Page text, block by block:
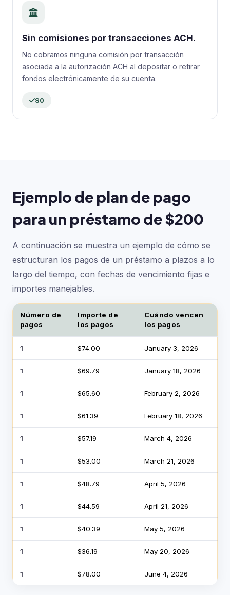
Sin comisiones por transacciones ACH.
No cobramos ninguna comisión por transacción
asociada a la autorización ACH al depositar o retirar
fondos electrónicamente de su cuenta.
$0
Ejemplo de plan de pago
para un préstamo de $200
A continuación se muestra un ejemplo de cómo se
estructuran los pagos de un préstamo a plazos a lo
largo del tiempo, con fechas de vencimiento fijas e
importes manejables.
Número de
pagos
Importe de
los pagos
Cuándo vencen
los pagos
1 $74.00 January 3, 2026
1 $69.79 January 18, 2026
1 $65.60 February 2, 2026
1 $61.39 February 18, 2026
1 $57.19 March 4, 2026
1 $53.00 March 21, 2026
1 $48.79 April 5, 2026
1 $44.59 April 21, 2026
1 $40.39 May 5, 2026
1 $36.19 May 20, 2026
1 $78.00 June 4, 2026